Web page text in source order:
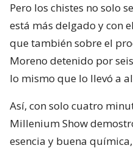
Pero los chistes no solo
está más delgado y con
que también sobre el
Moreno detenido por
lo mismo que lo llevó a
Así, con solo cuatro
Millenium Show
esencia y buena